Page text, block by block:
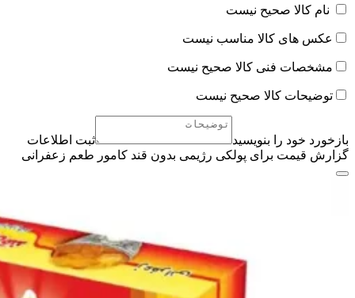
نام کالا صحیح نیست
عکس های کالا مناسب نیست
مشخصات فنی کالا صحیح نیست
توضیحات کالا صحیح نیست
بازخورد خود را بنویسید
ثبت اطلاعات
گزارش قیمت برای پولکی رژیمی بدون قند کامور طعم زعفرانی